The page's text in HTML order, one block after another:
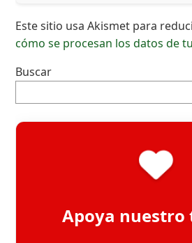
Este sitio usa Akismet para
cómo se procesan los datos de
Buscar
Apoya nuestro